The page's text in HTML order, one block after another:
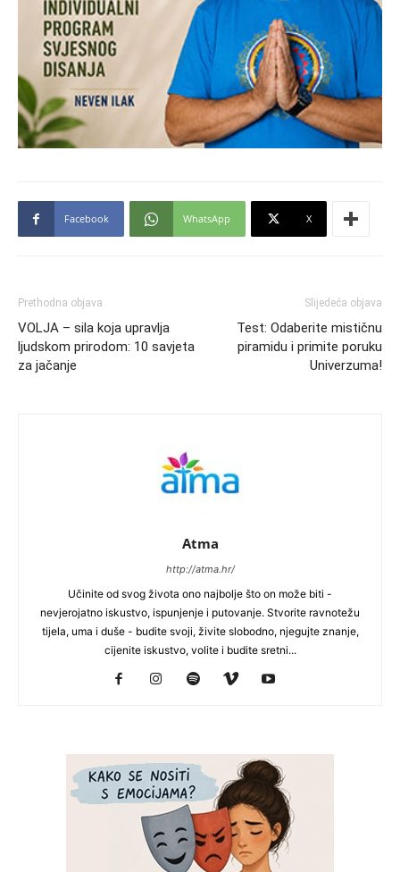
Facebook WhatsApp X
Prethodna objava
VOLJA – sila koja upravlja
ljudskom prirodom: 10 savjeta
za jačanje
Slijedeća objava
Test: Odaberite mističnu
piramidu i primite poruku
Univerzuma!
Atma
http://atma.hr/
Učinite od svog života ono najbolje što on može biti -
nevjerojatno iskustvo, ispunjenje i putovanje. Stvorite ravnotežu
tijela, uma i duše - budite svoji, živite slobodno, njegujte znanje,
cijenite iskustvo, volite i budite sretni...